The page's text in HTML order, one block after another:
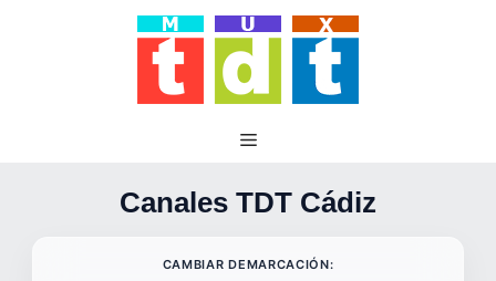
Canales TDT Cádiz
CAMBIAR DEMARCACIÓN: